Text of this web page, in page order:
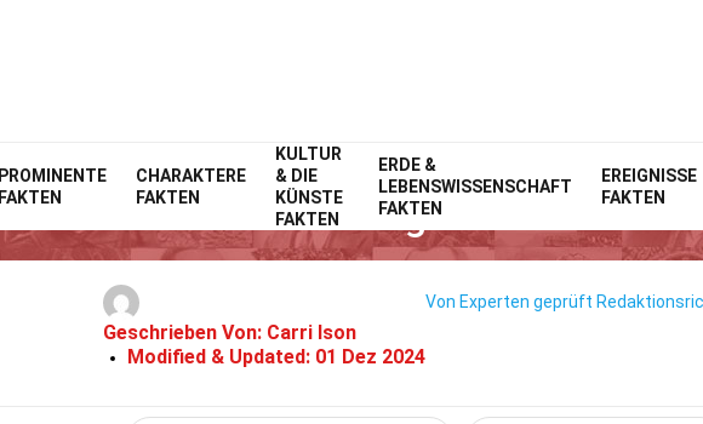
PROMINENTE
FAKTEN
CHARAKTERE
FAKTEN
KULTUR
& DIE
KÜNSTE
FAKTEN
ERDE &
LEBENSWISSENSCHAFT
FAKTEN
EREIGNISSE
FAKTEN
Home Geschichte Fakten Historische EreignisseFakten
30 Fakten Über Agrarische
Geschrieben Von: Carri Ison
Modified & Updated: 01 Dez 2024
Von Experten geprüft